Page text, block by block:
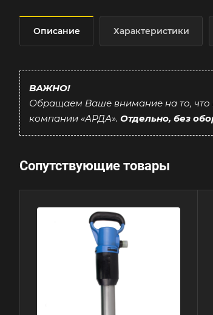
Описание Характеристики
ВАЖНО!
Обращаем Ваше внимание на то, что
компании «АРДА». Отдельно, без
Сопутствующие товары